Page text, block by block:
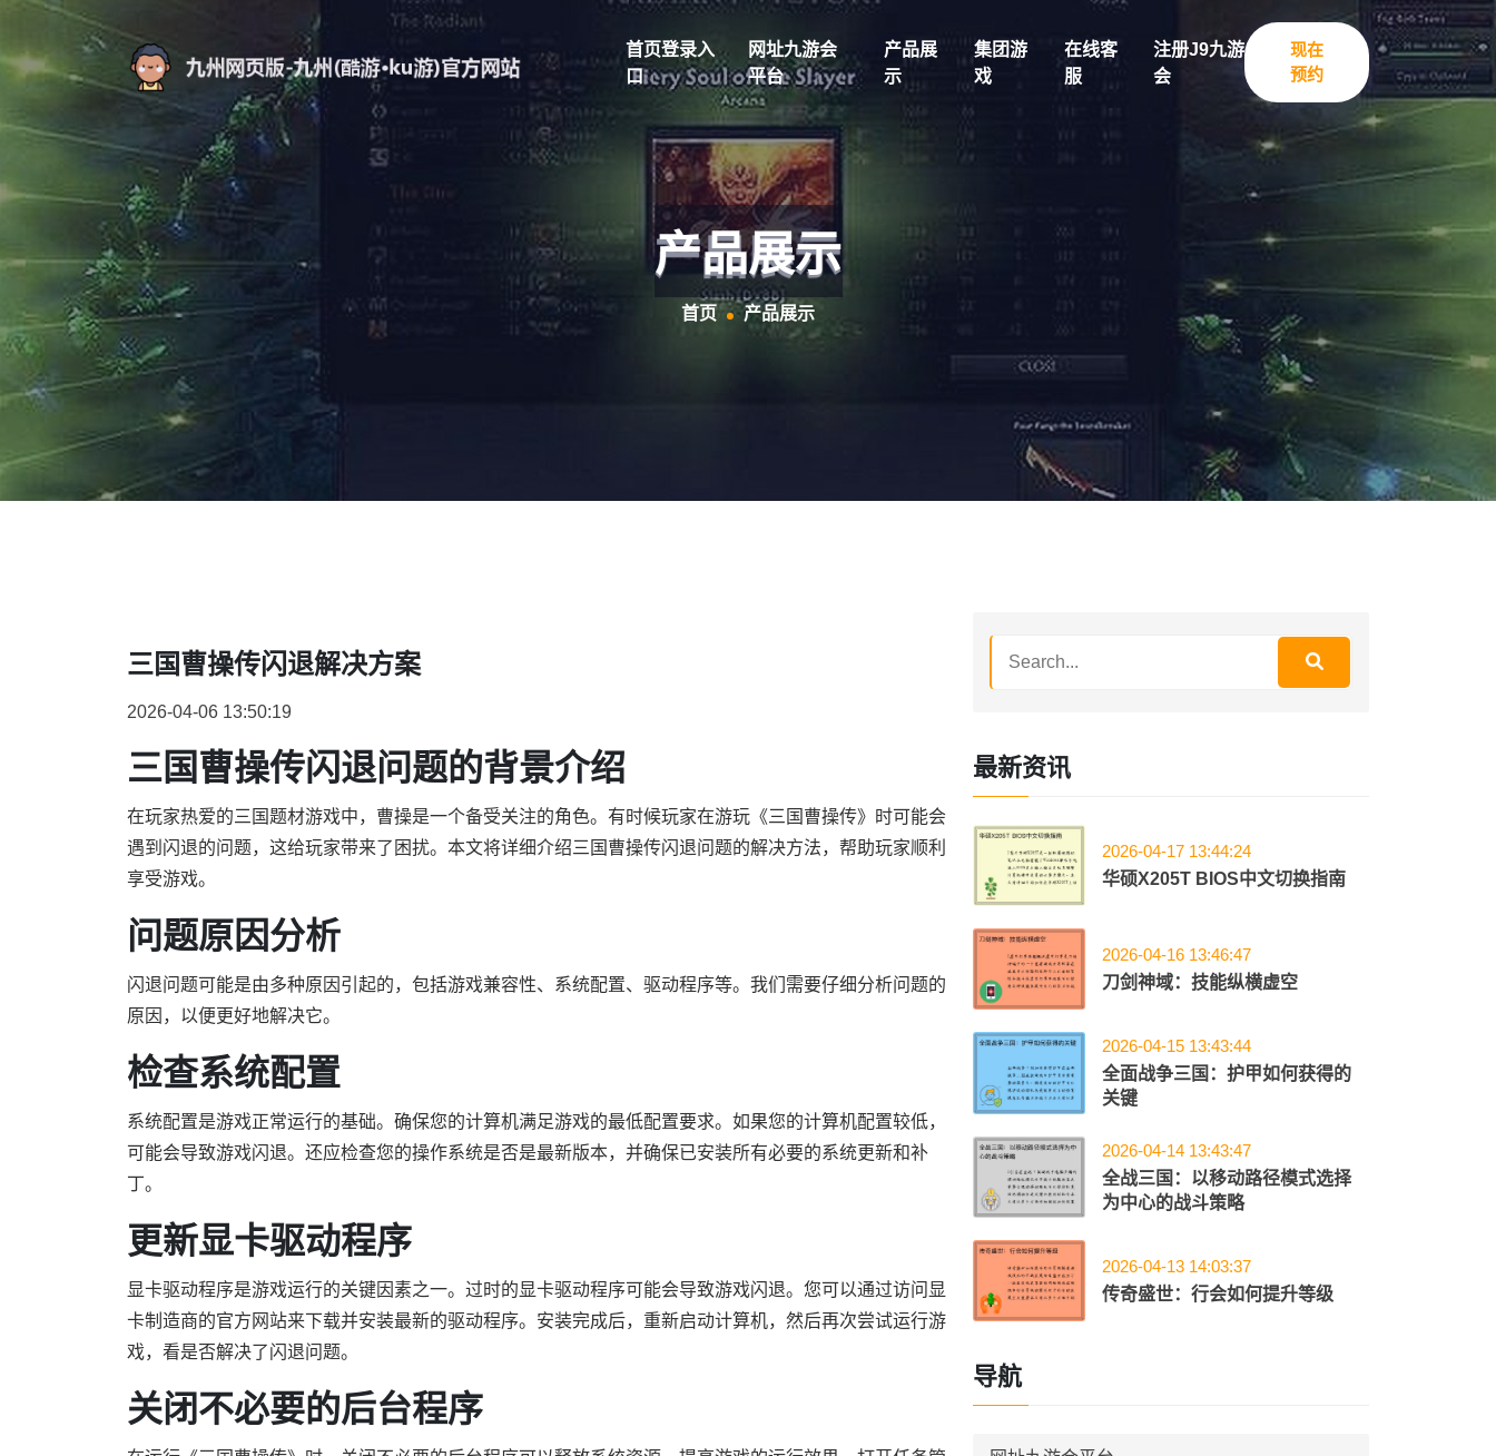
首页登录入
口
网址九游会
平台
产品展
示
集团游
戏
在线客
服
注册J9九游
会
现在
预约
产品展示
首页 产品展示
三国曹操传闪退解决方案
2026-04-06 13:50:19
三国曹操传闪退问题的背景介绍
在玩家热爱的三国题材游戏中，曹操是一个备受关注的角色。有时候玩家在游玩《三国曹操传》时可能会
遇到闪退的问题，这给玩家带来了困扰。本文将详细介绍三国曹操传闪退问题的解决方法，帮助玩家顺利
享受游戏。
问题原因分析
闪退问题可能是由多种原因引起的，包括游戏兼容性、系统配置、驱动程序等。我们需要仔细分析问题的
原因，以便更好地解决它。
检查系统配置
系统配置是游戏正常运行的基础。确保您的计算机满足游戏的最低配置要求。如果您的计算机配置较低，
可能会导致游戏闪退。还应检查您的操作系统是否是最新版本，并确保已安装所有必要的系统更新和补
丁。
更新显卡驱动程序
显卡驱动程序是游戏运行的关键因素之一。过时的显卡驱动程序可能会导致游戏闪退。您可以通过访问显
卡制造商的官方网站来下载并安装最新的驱动程序。安装完成后，重新启动计算机，然后再次尝试运行游
戏，看是否解决了闪退问题。
关闭不必要的后台程序
最新资讯
2026-04-17 13:44:24
华硕X205T BIOS中文切换指南
2026-04-16 13:46:47
刀剑神域：技能纵横虚空
2026-04-15 13:43:44
全面战争三国：护甲如何获得的
关键
2026-04-14 13:43:47
全战三国：以移动路径模式选择
为中心的战斗策略
2026-04-13 14:03:37
传奇盛世：行会如何提升等级
导航